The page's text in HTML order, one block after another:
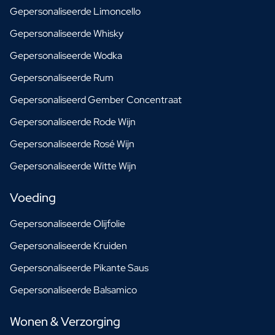
Gepersonaliseerde Limoncello
Gepersonaliseerde Whisky
Gepersonaliseerde Wodka
Gepersonaliseerde Rum
Gepersonaliseerd Gember Concentraat
Gepersonaliseerde Rode Wijn
Gepersonaliseerde Rosé Wijn
Gepersonaliseerde Witte Wijn
Voeding
Gepersonaliseerde Olijfolie
Gepersonaliseerde Kruiden
Gepersonaliseerde Pikante Saus
Gepersonaliseerde Balsamico
Wonen & Verzorging